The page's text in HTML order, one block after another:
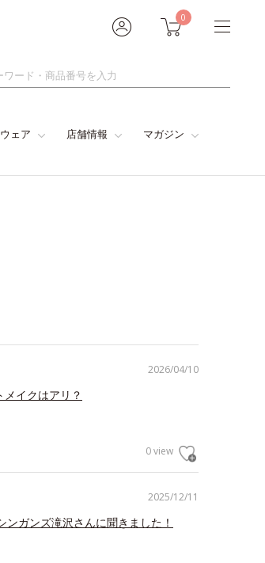
0
ェア 店舗情報 マガジン
2026/04/10
イクはアリ？
0 view
2025/12/11
ガンズ滝沢さんに聞きました！